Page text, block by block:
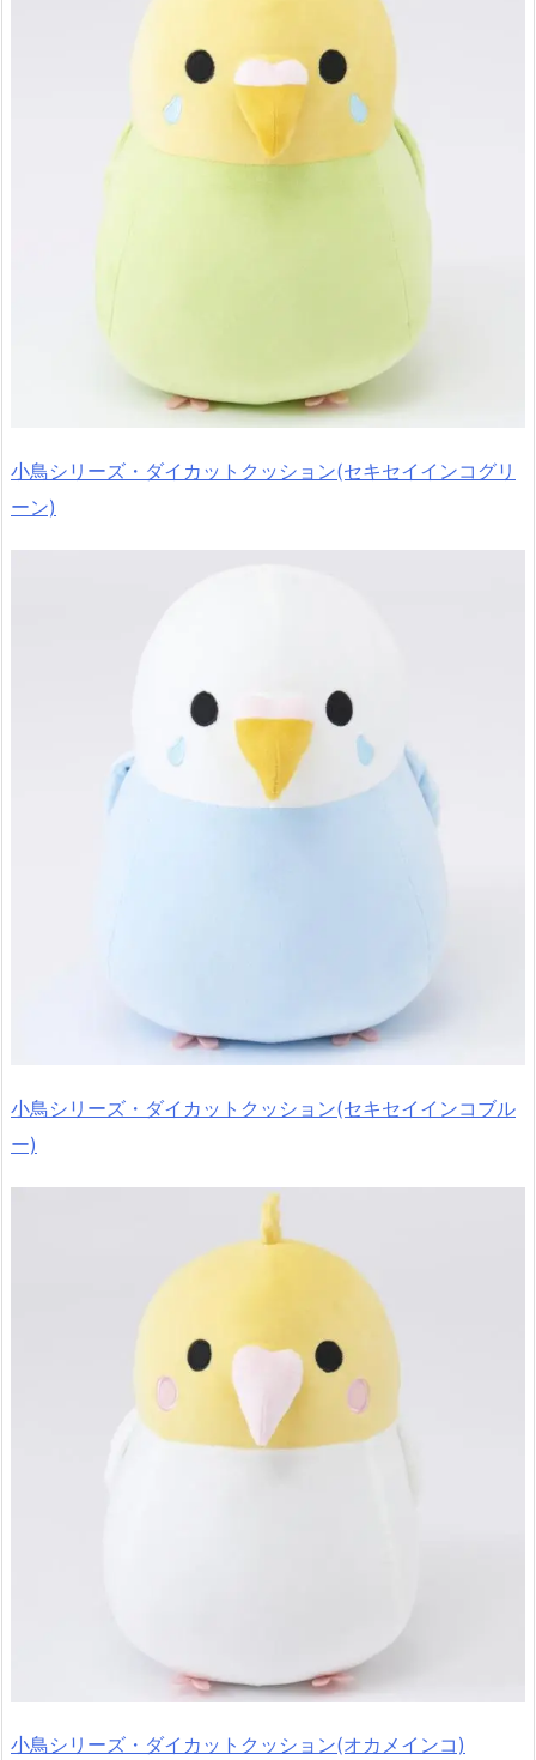
小鳥シリーズ・ダイカットクッション(セキセイインコグリ
ーン)
小鳥シリーズ・ダイカットクッション(セキセイインコブル
ー)
小鳥シリーズ・ダイカットクッション(オカメインコ)